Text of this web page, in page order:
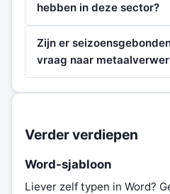
hebben in deze sector?
Zijn er
vraag naar
Verder verdiepen
Word-sjabloon
Liever zelf typen in Word?